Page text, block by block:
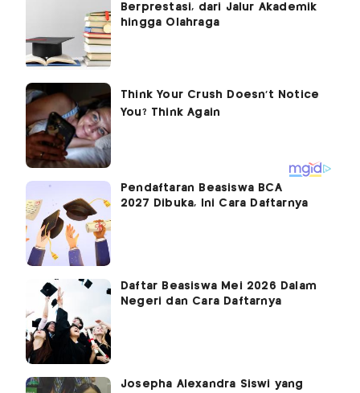
Berprestasi, dari Jalur Akademik
hingga Olahraga
Pendaftaran Beasiswa BCA
2027 Dibuka, Ini Cara Daftarnya
Daftar Beasiswa Mei 2026 Dalam
Negeri dan Cara Daftarnya
Josepha Alexandra Siswi yang